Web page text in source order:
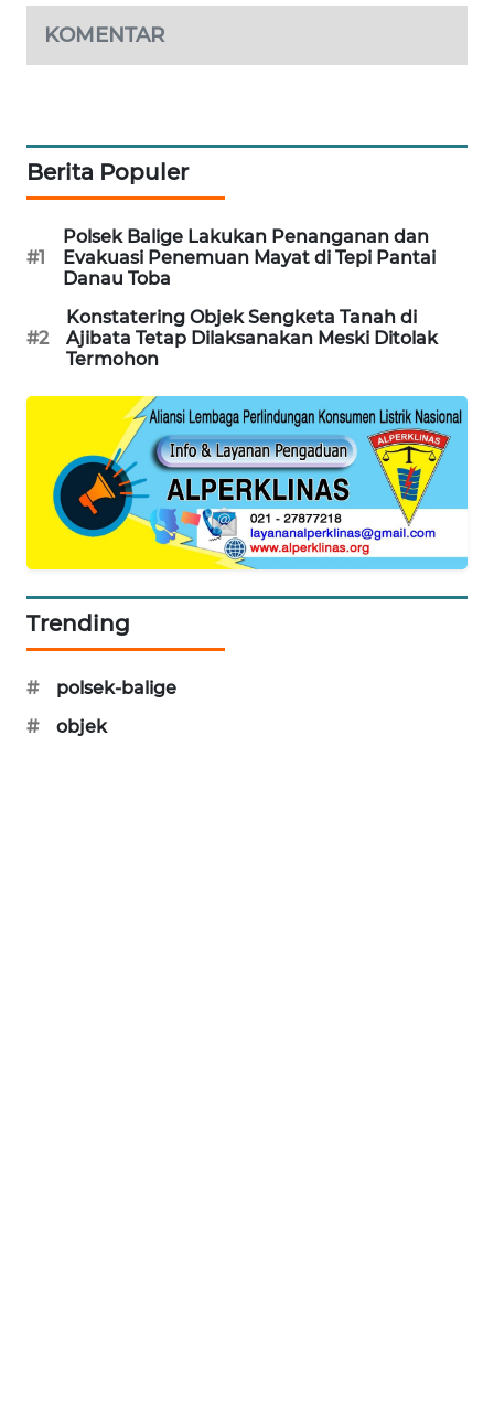
KOMENTAR
Berita Populer
#1
Polsek Balige Lakukan Penanganan dan
Evakuasi Penemuan Mayat di Tepi Pantai
Danau Toba
#2
Konstatering Objek Sengketa Tanah di
Ajibata Tetap Dilaksanakan Meski Ditolak
Termohon
Trending
#
polsek-balige
#
objek
NEWS
BERAMPU
ANUGERAH
NEWS
AKHLAK
ID
PERAPKI
NEWS
SONYA